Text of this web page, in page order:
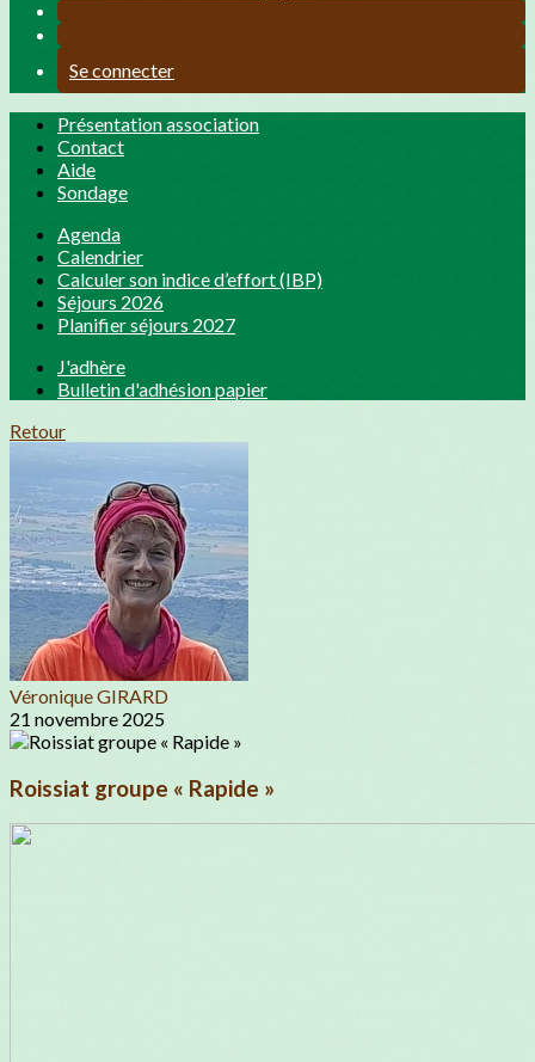
Se connecter
Présentation association
Contact
Aide
Sondage
Agenda
Calendrier
Calculer son indice d’effort (IBP)
Séjours 2026
Planifier séjours 2027
J'adhère
Bulletin d'adhésion papier
Retour
Véronique GIRARD
21 novembre 2025
Roissiat groupe « Rapide »